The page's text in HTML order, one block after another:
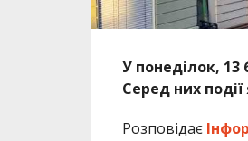
У понеділок,
Серед них
Розповідає